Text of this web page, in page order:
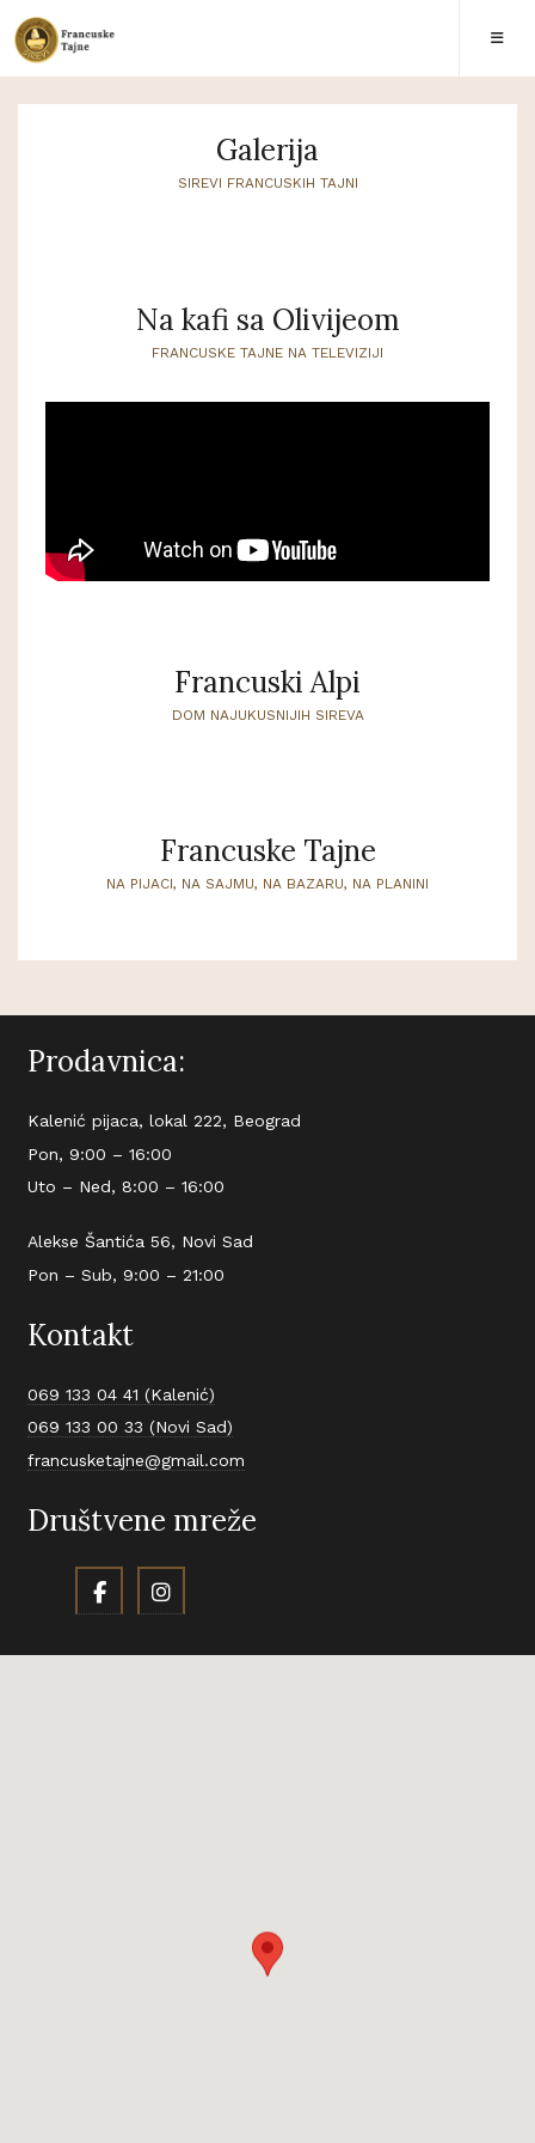
Galerija
SIREVI FRANCUSKIH TAJNI
Na kafi sa Olivijeom
FRANCUSKE TAJNE NA TELEVIZIJI
Francuski Alpi
DOM NAJUKUSNIJIH SIREVA
Francuske Tajne
NA PIJACI, NA SAJMU, NA BAZARU, NA PLANINI
Prodavnica:
Kalenić pijaca, lokal 222, Beograd
Pon, 9:00 – 16:00
Uto – Ned, 8:00 – 16:00
Alekse Šantića 56, Novi Sad
Pon – Sub, 9:00 – 21:00
Kontakt
069 133 04 41 (Kalenić)
069 133 00 33 (Novi Sad)
francusketajne@gmail.com
Društvene mreže